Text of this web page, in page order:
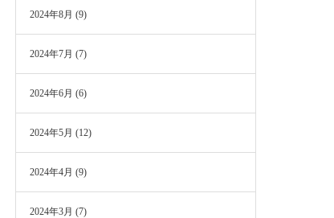
2024年8月 (9)
2024年7月 (7)
2024年6月 (6)
2024年5月 (12)
2024年4月 (9)
2024年3月 (7)